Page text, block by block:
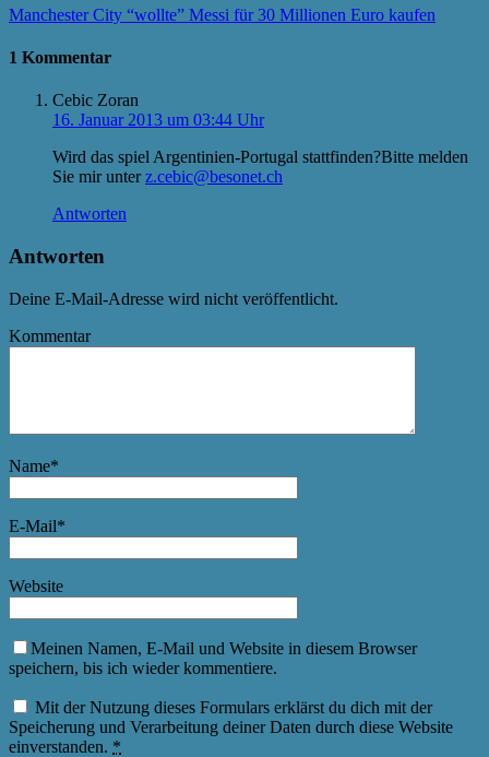
Manchester City “wollte” Messi für 30 Millionen Euro kaufen
1 Kommentar
Cebic Zoran
16. Januar 2013 um 03:44 Uhr
Wird das spiel Argentinien-Portugal stattfinden?Bitte melden
Sie mir unterz.cebic@besonet.ch
Antworten
Antworten
Deine E-Mail-Adresse wird nicht veröffentlicht.
Kommentar
Name*
E-Mail*
Website
Meinen Namen, E-Mail und Website in diesem Browser
speichern, bis ich wieder kommentiere.
Mit der Nutzung dieses Formulars erklärst du dich mit der
Speicherung und Verarbeitung deiner Daten durch diese Website
einverstanden. *